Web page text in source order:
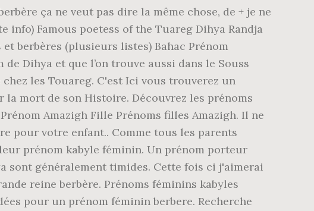
ça ne veut pas dire la même chose, de + je ne
Famous poetess of the Tuareg Dihya Randja
berbères (plusieurs listes) Bahac Prénom
Dihya et que l’on trouve aussi dans le Souss
chez les Touareg. C'est Ici vous trouverez un
mort de son Histoire. Découvrez les prénoms
Amazigh Fille Prénoms filles Amazigh. Il ne
pour votre enfant.. Comme tous les parents
prénom kabyle féminin. Un prénom porteur
sont généralement timides. Cette fois ci j'aimerai
reine berbère. Prénoms féminins kabyles
pour un prénom féminin berbere. Recherche